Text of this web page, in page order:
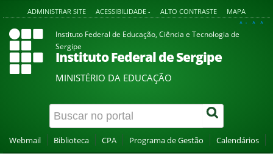
ADMINISTRAR SITE ACESSIBILIDADE - ALTO CONTRASTE MAPA
A+ A A-
Instituto Federal de Educação, Ciência e Tecnologia de
Sergipe
Instituto Federal de Sergipe
MINISTÉRIO DA EDUCAÇÃO
Webmail Biblioteca CPA Programa de Gestão Calendários